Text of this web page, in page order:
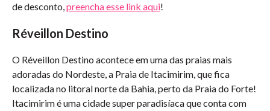
de desconto,preencha esse link aqui!
Réveillon Destino
O Réveillon Destino acontece em uma das praias mais
adoradas do Nordeste, a Praia de Itacimirim, que fica
localizada no litoral norte da Bahia, perto da Praia do Forte!
Itacimirim é uma cidade super paradisíaca que conta com